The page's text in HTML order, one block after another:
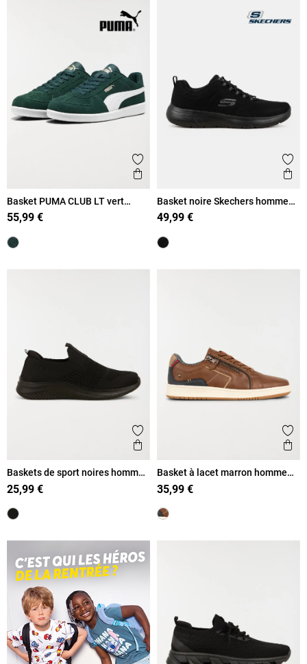
Ajouter aux favoris
Aperçu rapide
Basket PUMA CLUB LT vert
homme (41-46)
55,99 €
Basket noire Skechers homme
(41-46)
49,99 €
Ajouter aux favoris
Aperçu rapide
Baskets de sport noires homme
(40-46)
25,99 €
Basket à lacet marron homme
(40-45)
35,99 €